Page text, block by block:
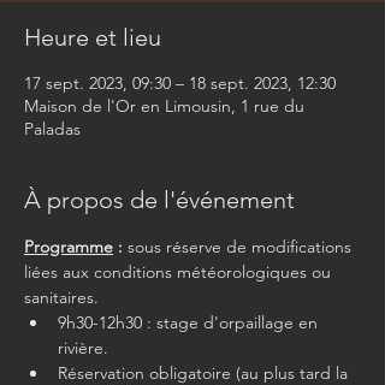
Heure et lieu
17 sept. 2023, 09:30 – 18 sept. 2023, 12:30
Maison de l'Or en Limousin, 1 rue du
Paladas
À propos de l'événement
Programme : sous réserve de modifications
liées aux conditions météorologiques ou
sanitaires.
9h30-12h30 : stage d'orpaillage en
rivière.
Réservation obligatoire (au plus tard la